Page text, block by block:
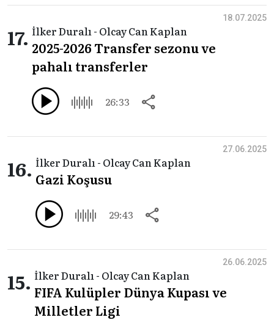
17. İlker Duralı - Olcay Can Kaplan
2025-2026 Transfer sezonu ve
pahalı transferler
26:33
18.07.2025
16. İlker Duralı - Olcay Can Kaplan
Gazi Koşusu
29:43
27.06.2025
15. İlker Duralı - Olcay Can Kaplan
FIFA Kulüpler Dünya Kupası ve
Milletler Ligi
26.06.2025